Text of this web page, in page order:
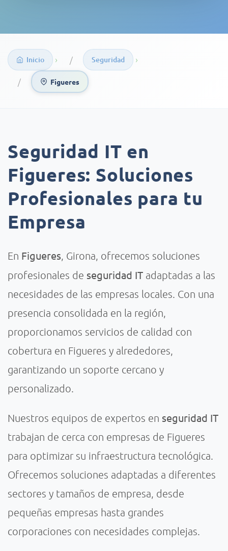
Inicio › Seguridad ›
Figueres
Seguridad IT en
Figueres: Soluciones
Profesionales para tu
Empresa
En Figueres, Girona, ofrecemos soluciones
profesionales de seguridad IT adaptadas a las
necesidades de las empresas locales. Con una
presencia consolidada en la región,
proporcionamos servicios de calidad con
cobertura en Figueres y alrededores,
garantizando un soporte cercano y
personalizado.
Nuestros equipos de expertos en seguridad IT
trabajan de cerca con empresas de Figueres
para optimizar su infraestructura tecnológica.
Ofrecemos soluciones adaptadas a diferentes
sectores y tamaños de empresa, desde
pequeñas empresas hasta grandes
corporaciones con necesidades complejas.